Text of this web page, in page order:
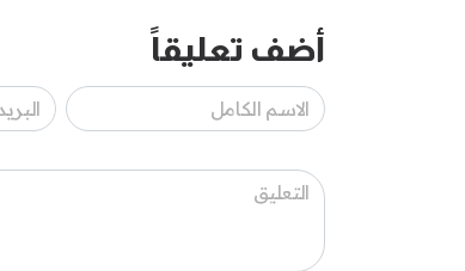
أضف تعليقاً